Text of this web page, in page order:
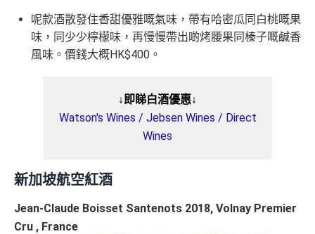
呢款酒散發住香甜優雅嘅氣味，帶有哈密瓜同白桃嘅果
味，同少少檸檬味，再慢慢帶出啲烤腰果同榛子嘅鹹香
風味。價錢大概HK$400。
↓即睇白酒優惠↓
Watson's Wines / Jebsen Wines / Direct
Wines
新加坡航空紅酒
Jean-Claude Boisset Santenots 2018, Volnay Premier
Cru , France